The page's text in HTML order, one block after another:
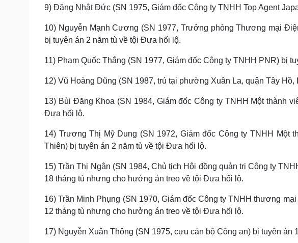
9) Đặng Nhật Đức (SN 1975, Giám đốc Công ty TNHH Top Agent
10) Nguyễn Mạnh Cương (SN 1977, Trưởng phòng Thương mại
bị tuyên án 2 năm tù về tội Đưa hối lộ.
11) Phạm Quốc Thắng (SN 1977, Giám đốc Công ty TNHH PNR) bị
12) Vũ Hoàng Dũng (SN 1987, trú tại phường Xuân La, quận Tây
13) Bùi Đăng Khoa (SN 1984, Giám đốc Công ty TNHH Một thành
Đưa hối lộ.
14) Trương Thị Mỹ Dung (SN 1972, Giám đốc Công ty TNHH Một
Thiên) bị tuyên án 2 năm tù về tội Đưa hối lộ.
15) Trần Thị Ngân (SN 1984, Chủ tịch Hội đồng quản trị Công ty
18 tháng tù nhưng cho hưởng án treo về tội Đưa hối lộ.
16) Trần Minh Phụng (SN 1970, Giám đốc Công ty TNHH thương
12 tháng tù nhưng cho hưởng án treo về tội Đưa hối lộ.
17) Nguyễn Xuân Thông (SN 1975, cựu cán bộ Công an) bị tuyên án